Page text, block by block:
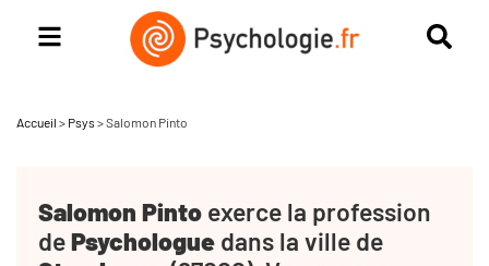
Accueil > Psys >Salomon Pinto
Salomon Pinto exerce la profession
dePsychologue dans la ville de